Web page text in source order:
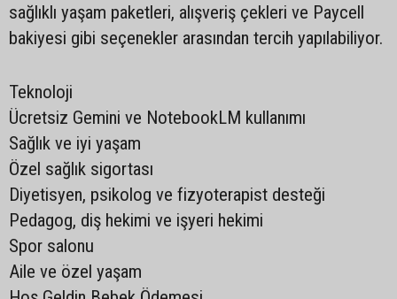
sağlıklı yaşam paketleri, alışveriş çekleri ve Paycell
bakiyesi gibi seçenekler arasından tercih yapılabiliyor.
Teknoloji
Ücretsiz Gemini ve NotebookLM kullanımı
Sağlık ve iyi yaşam
Özel sağlık sigortası
Diyetisyen, psikolog ve fizyoterapist desteği
Pedagog, diş hekimi ve işyeri hekimi
Spor salonu
Aile ve özel yaşam